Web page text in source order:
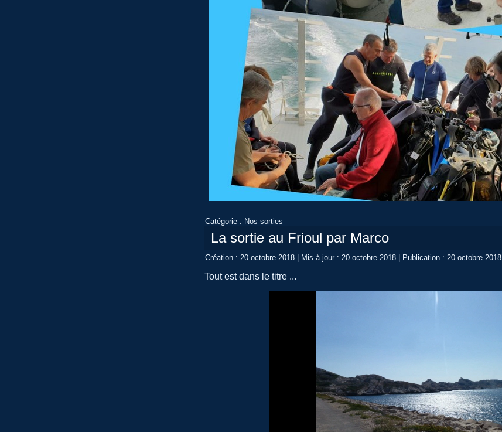
Catégorie : Nos sorties
La sortie au Frioul par Marco
Création : 20 octobre 2018 Mis à jour : 20 octobre 2018 Publication : 20 octobre 2018
Tout est dans le titre ...